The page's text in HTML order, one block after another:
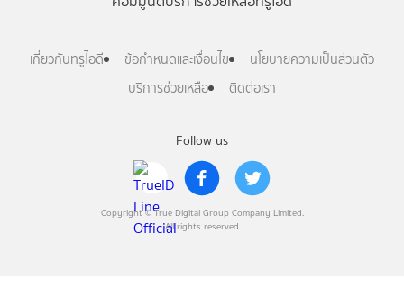
Follow us
Copyright © True Digital Group Company Limited.
All rights reserved
เกี่ยวกับทรูไอดี ข้อกำหนดและเงื่อนไข
นโยบายความเป็นส่วนตัว
บริการช่วยเหลือ
ติดต่อเรา